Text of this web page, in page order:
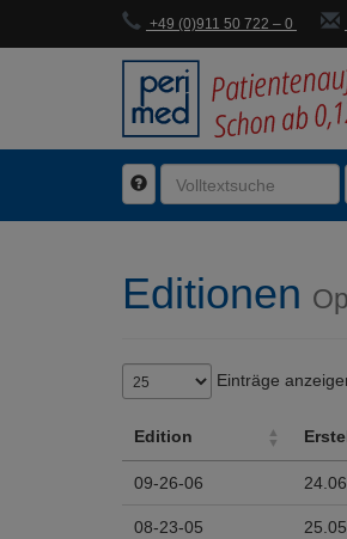
+49 (0)911 50 722 – 0
Editionen
Einträge
Edition
Edition
09-26-06
08-23-05